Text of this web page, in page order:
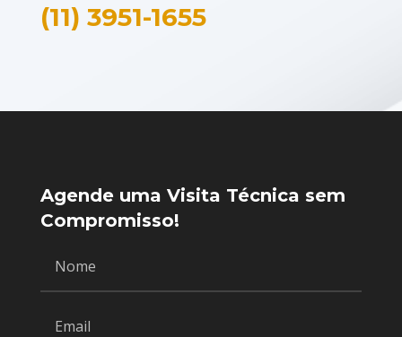
(11) 3951-1655
Agende uma Visita Técnica sem
Compromisso!